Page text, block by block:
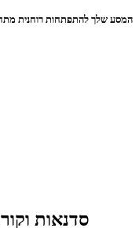
המסע שלך להתפתחות רוחנית
סדנאות